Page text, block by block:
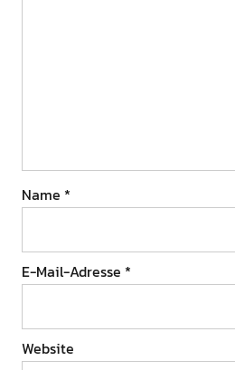
Name *
E-Mail-Adresse *
Website